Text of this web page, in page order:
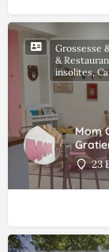
Mom
23
Grossesse
&
insolites,